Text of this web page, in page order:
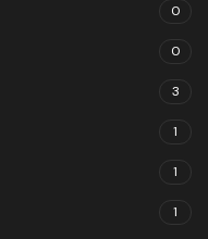
0
0
3
1
1
1